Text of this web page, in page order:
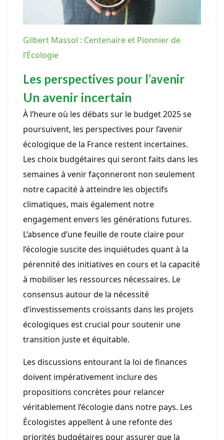
Gilbert Massol : Centenaire et Pionnier de
l’Écologie
Les perspectives pour l’avenir
Un avenir incertain
À l’heure où les débats sur le budget 2025 se
poursuivent, les perspectives pour l’avenir
écologique de la France restent incertaines.
Les choix budgétaires qui seront faits dans les
semaines à venir façonneront non seulement
notre capacité à atteindre les objectifs
climatiques, mais également notre
engagement envers les générations futures.
L’absence d’une feuille de route claire pour
l’écologie suscite des inquiétudes quant à la
pérennité des initiatives en cours et la capacité
à mobiliser les ressources nécessaires. Le
consensus autour de la nécessité
d’investissements croissants dans les projets
écologiques est crucial pour soutenir une
transition juste et équitable.
Les discussions entourant la loi de finances
doivent impérativement inclure des
propositions concrètes pour relancer
véritablement l’écologie dans notre pays. Les
Écologistes appellent à une refonte des
priorités budgétaires pour assurer que la